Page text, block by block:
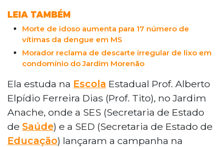
LEIA TAMBÉM
Morte de idoso aumenta para 17 número de
vítimas da dengue em MS
Morador reclama de descarte irregular de lixo em
condomínio do Jardim Morenão
Ela estuda na Escola Estadual Prof. Alberto
Elpídio Ferreira Dias (Prof. Tito), no Jardim
Anache, onde a SES (Secretaria de Estado
de Saúde) e a SED (Secretaria de Estado de
Educação) lançaram a campanha na